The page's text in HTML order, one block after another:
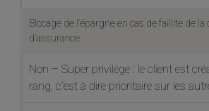
Blocage de l’épargne en cas de faillite de
d’assurance
Non – Super privilège : le client est
rang, c’est à dire prioritaire sur les